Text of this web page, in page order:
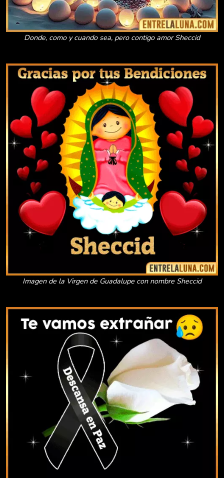
Donde, como y cuando sea, pero contigo amor Sheccid
Imagen de la Virgen de Guadalupe con nombre Sheccid